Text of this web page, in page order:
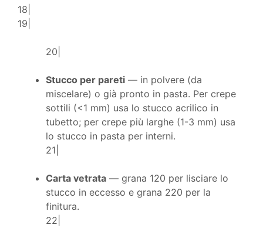
18|
19|
20|
Stucco per pareti — in polvere (da
miscelare) o già pronto in pasta. Per crepe
sottili (<1 mm) usa lo stucco acrilico in
tubetto; per crepe più larghe (1-3 mm) usa
lo stucco in pasta per interni.
21|
Carta vetrata — grana 120 per lisciare lo
stucco in eccesso e grana 220 per la
finitura.
22|